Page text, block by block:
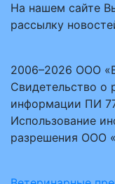
На нашем сайте
рассылку
2006–2026 ООО
Свидетельство о
информации ПИ
Использование
разрешения ООО